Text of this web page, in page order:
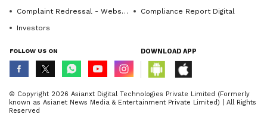
6
Complaint Redressal - Website
Compliance Report Digital
Investors
FOLLOW US ON DOWNLOAD APP
© Copyright 2026 Asianxt Digital Technologies Private Limited (Formerly
known as Asianet News Media & Entertainment Private Limited) | All Rights
Reserved